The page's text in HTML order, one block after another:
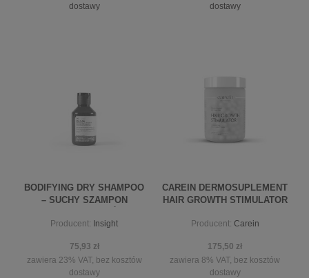
dostawy
dostawy
BODIFYING DRY SHAMPOO
– SUCHY SZAMPON
Producent: Insight
75,93 zł
zawiera 23% VAT, bez kosztów
dostawy
CAREIN DERMOSUPLEMENT
HAIR GROWTH STIMULATOR
WŁOSÓW
Producent: Carein
175,50 zł
zawiera 8% VAT, bez kosztów
dostawy